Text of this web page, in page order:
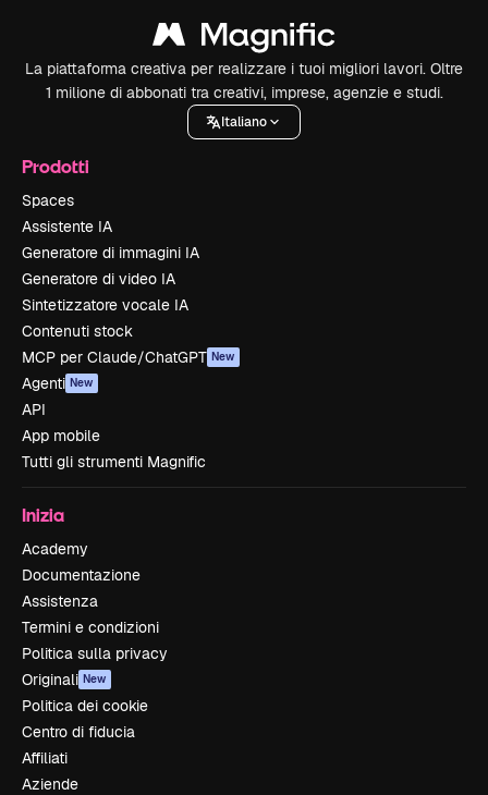
La piattaforma creativa per realizzare i tuoi migliori lavori. Oltre
1 milione di abbonati tra creativi, imprese, agenzie e studi.
Italiano
Prodotti
Spaces
Assistente IA
Generatore di immagini IA
Generatore di video IA
Sintetizzatore vocale IA
Contenuti stock
MCP per Claude/ChatGPT New
Agenti New
API
App mobile
Tutti gli strumenti Magnific
Inizia
Academy
Documentazione
Assistenza
Termini e condizioni
Politica sulla privacy
Originali New
Politica dei cookie
Centro di fiducia
Affiliati
Aziende